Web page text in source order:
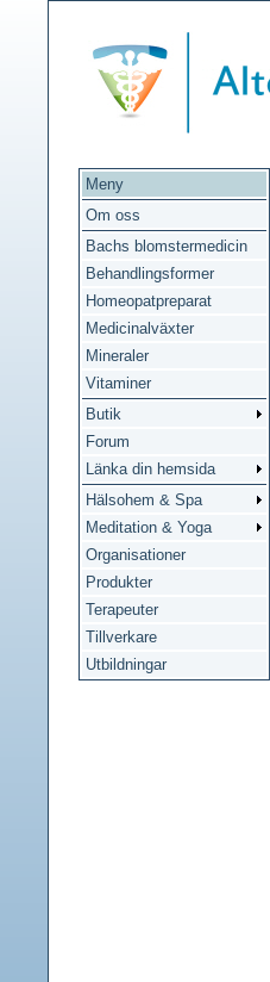
Meny
Om oss
Bachs blomstermedicin
Behandlingsformer
Homeopatpreparat
Medicinalväxter
Mineraler
Vitaminer
Butik
Forum
Länka din hemsida
Hälsohem & Spa
Meditation & Yoga
Organisationer
Produkter
Terapeuter
Tillverkare
Utbildningar